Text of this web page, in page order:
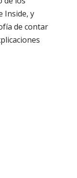
Inside, y
de contar